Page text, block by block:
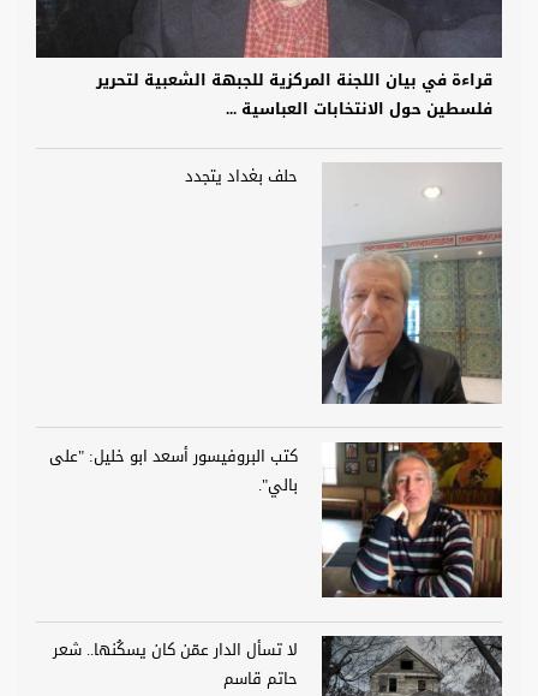
قراءة في بيان اللجنة المركزية للجبهة الشعبية لتحرير
فلسطين حول الانتخابات العباسية ...
حلف بغداد يتجدد
كتب البروفيسور أسعد ابو خليل: "على
بالي".
لا تسأل الدار عمّن كان يسكُنها.. شعر
حاتم قاسم